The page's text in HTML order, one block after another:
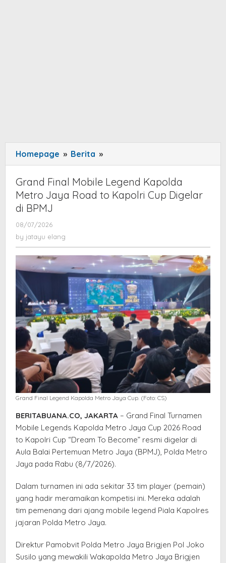
Homepage » Berita »
Final
Mobile
Legend
Kapolda
to
Kapolri
Cup
Digelar
di
BPMJ
Grand Final Mobile Legend Kapolda
Metro Jaya Road to Kapolri Cup Digelar
di BPMJ
08/07/2026
jatayu
by jatayu elang
Grand Final Legend Kapolda Metro Jaya Cup. (Foto: CS)
BERITABUANA.CO, JAKARTA – Grand Final Turnamen
Mobile Legends Kapolda Metro Jaya Cup 2026 Road
to Kapolri Cup “Dream To Become” resmi digelar di
Aula Balai Pertemuan Metro Jaya (BPMJ), Polda Metro
Jaya pada Rabu (8/7/2026).
Dalam turnamen ini ada sekitar 33 tim player (pemain)
yang hadir meramaikan kompetisi ini. Mereka adalah
tim pemenang dari ajang mobile legend Piala Kapolres
jajaran Polda Metro Jaya.
Direktur Pamobvit Polda Metro Jaya Brigjen Pol Joko
Susilo yang mewakili Wakapolda Metro Jaya Brigjen